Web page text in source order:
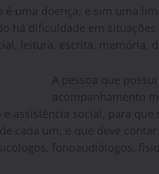
é uma doença, e sim uma
há dificuldade em
leitura, escrita, memória,
A pessoa que
acompanhamento
assistência social, para
cada um, e que deve
fonoaudiólogos,